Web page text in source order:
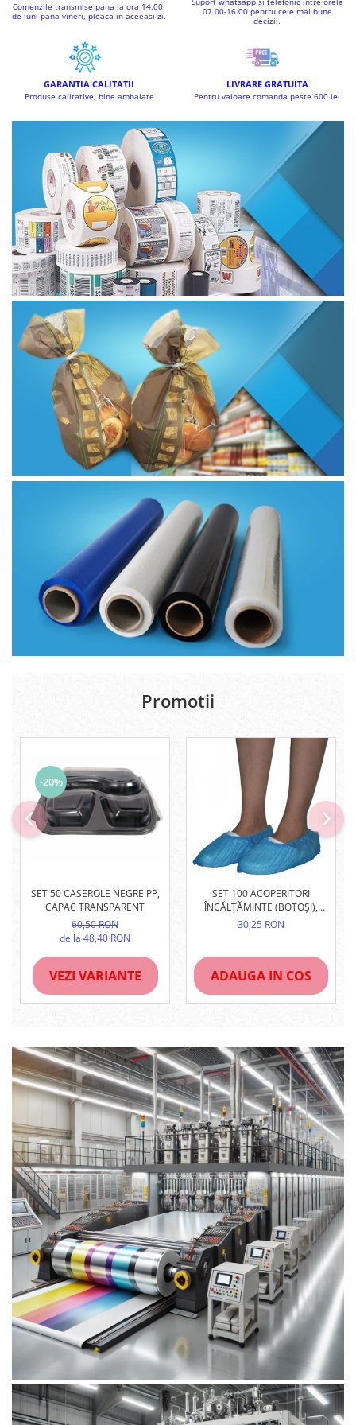
Comenzile transmise pana la ora 14.00,
de luni pana vineri, pleaca in aceeasi zi.
07.00-16.00 pentru cele mai bune
decizii.
GARANTIA CALITATII
Produse calitative, bine ambalate
LIVRARE GRATUITA
Pentru valoare comanda peste 600 lei
Promotii
-20%
SET 50 CASEROLE NEGRE PP,
CAPAC TRANSPARENT
60,50 RON
de la 48,40 RON
VEZI VARIANTE
SET 100 ACOPERITORI
ÎNCĂLȚĂMINTE (BOTOȘI),
ALBAȘTRI, UNIVERSALI
30,25 RON
ADAUGA IN COS